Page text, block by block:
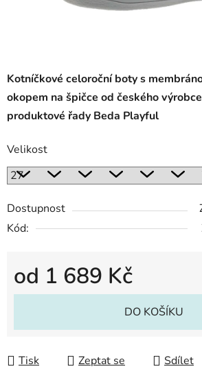
Kotníčkové celoroční boty s
okopem na špičce od českého
produktové řady Beda Playful
Velikost
Dostupnost
Kód:
od 1 689 Kč
Měrná cena:
DO KOŠÍKU
Tisk Zeptat se Sdílet